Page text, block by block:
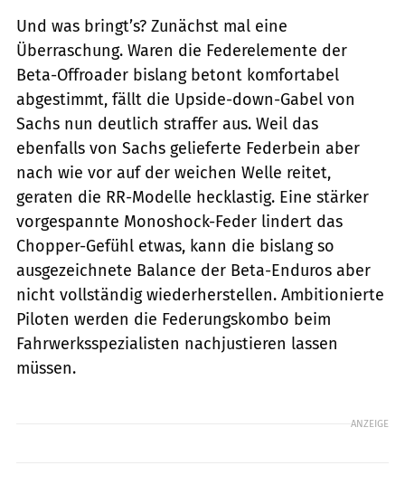
Und was bringt’s? Zunächst mal eine
Überraschung. Waren die Federelemente der
Beta-Offroader bislang betont komfortabel
abgestimmt, fällt die Upside-down-Gabel von
Sachs nun deutlich straffer aus. Weil das
ebenfalls von Sachs gelieferte Federbein aber
nach wie vor auf der weichen Welle reitet,
geraten die RR-Modelle hecklastig. Eine stärker
vorgespannte Monoshock-­Feder lindert das
Chopper-Gefühl etwas, kann die bislang so
ausgezeichnete Balance der Beta-Enduros aber
nicht vollständig ­wiederherstellen. Ambitionierte
Piloten werden die Federungskombo beim
Fahrwerksspezialisten nachjustieren lassen
müssen.
ANZEIGE